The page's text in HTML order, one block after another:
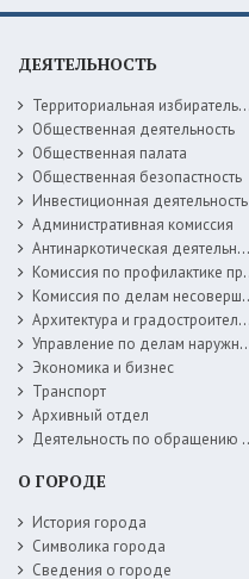
ДЕЯТЕЛЬНОСТЬ
Территориальная избирательная комиссия
Общественная деятельность
Общественная палата
Общественная безопастность
Инвестиционная деятельность
Административная комиссия
Антинаркотическая деятельность
Комиссия по профилактике правонарушений
Комиссия по делам несовершеннолетних
Архитектура и градостроительство
Управление по делам наружной рекламы
Экономика и бизнес
Транспорт
Архивный отдел
Деятельность по обращению с животными без владельцев
О ГОРОДЕ
История города
Символика города
Сведения о городе